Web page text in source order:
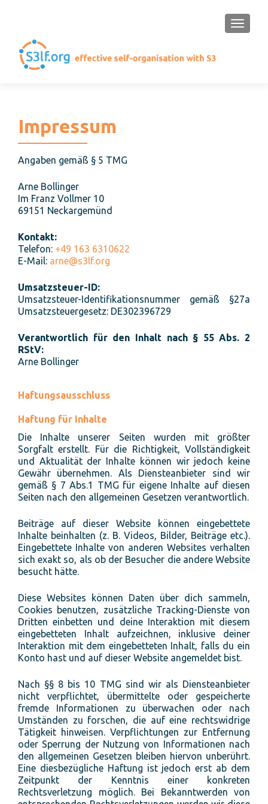
Impressum
Angaben gemäß § 5 TMG
Arne Bollinger
Im Franz Vollmer 10
69151 Neckargemünd
Kontakt:
Telefon: +49 163 6310622
E-Mail: arne@s3lf.org
Umsatzsteuer-ID:
Umsatzsteuer-Identifikationsnummer gemäß §27a
Umsatzsteuergesetz: DE302396729
Verantwortlich für den Inhalt nach § 55 Abs. 2
RStV:
Arne Bollinger
Haftungsausschluss
Haftung für Inhalte
Die Inhalte unserer Seiten wurden mit größter
Sorgfalt erstellt. Für die Richtigkeit, Vollständigkeit
und Aktualität der Inhalte können wir jedoch keine
Gewähr übernehmen. Als Diensteanbieter sind wir
gemäß § 7 Abs.1 TMG für eigene Inhalte auf diesen
Seiten nach den allgemeinen Gesetzen verantwortlich.
Beiträge auf dieser Website können eingebettete
Inhalte beinhalten (z. B. Videos, Bilder, Beiträge etc.).
Eingebettete Inhalte von anderen Websites verhalten
sich exakt so, als ob der Besucher die andere Website
besucht hätte.
Diese Websites können Daten über dich sammeln,
Cookies benutzen, zusätzliche Tracking-Dienste von
Dritten einbetten und deine Interaktion mit diesem
eingebetteten Inhalt aufzeichnen, inklusive deiner
Interaktion mit dem eingebetteten Inhalt, falls du ein
Konto hast und auf dieser Website angemeldet bist.
Nach §§ 8 bis 10 TMG sind wir als Diensteanbieter
nicht verpflichtet, übermittelte oder gespeicherte
fremde Informationen zu überwachen oder nach
Umständen zu forschen, die auf eine rechtswidrige
Tätigkeit hinweisen. Verpflichtungen zur Entfernung
oder Sperrung der Nutzung von Informationen nach
den allgemeinen Gesetzen bleiben hiervon unberührt.
Eine diesbezügliche Haftung ist jedoch erst ab dem
Zeitpunkt der Kenntnis einer konkreten
Rechtsverletzung möglich. Bei Bekanntwerden von